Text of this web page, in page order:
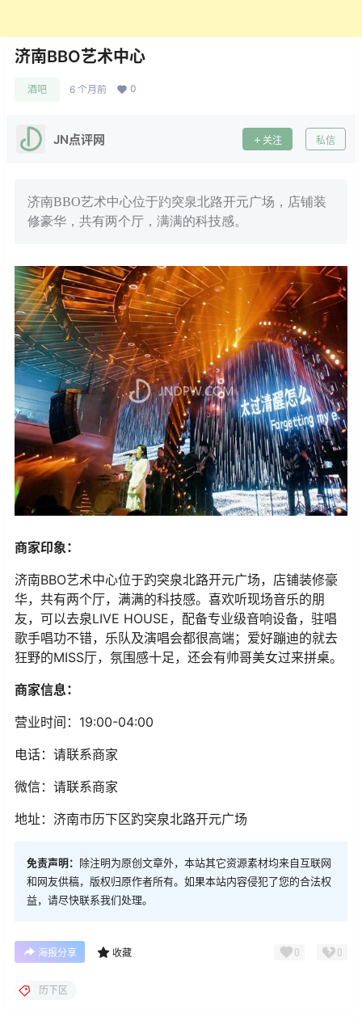
济南BBO艺术中心
酒吧 6 个月前 0
JN点评网 关注 私信
济南BBO艺术中心位于趵突泉北路开元广场，店铺装
修豪华，共有两个厅，满满的科技感。
商家印象：
济南BBO艺术中心位于趵突泉北路开元广场，店铺装修豪
华，共有两个厅，满满的科技感。喜欢听现场音乐的朋
友，可以去泉LIVE HOUSE，配备专业级音响设备，驻唱
歌手唱功不错，乐队及演唱会都很高端；爱好蹦迪的就去
狂野的MISS厅，氛围感十足，还会有帅哥美女过来拼桌。
商家信息：
营业时间：19:00-04:00
电话：请联系商家
微信：请联系商家
地址：济南市历下区趵突泉北路开元广场
免责声明： 除注明为原创文章外，本站其它资源素材均来自互联网
和网友供稿，版权归原作者所有。如果本站内容侵犯了您的合法权
益，请尽快联系我们处理。
海报分享 收藏 0 0
历下区